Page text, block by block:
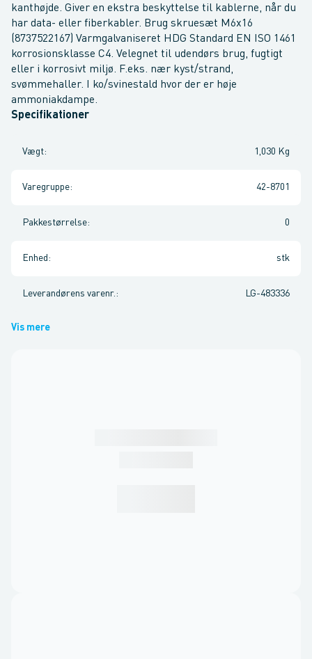
kanthøjde. Giver en ekstra beskyttelse til kablerne, når du
har data- eller fiberkabler. Brug skruesæt M6x16
(8737522167) Varmgalvaniseret HDG Standard EN ISO 1461
korrosionsklasse C4. Velegnet til udendørs brug, fugtigt
eller i korrosivt miljø. F.eks. nær kyst/strand,
svømmehaller. I ko/svinestald hvor der er høje
ammoniakdampe.
Specifikationer
Vægt: 1,030 Kg
Varegruppe: 42-8701
Pakkestørrelse: 0
Enhed : stk
Leverandørens varenr. : LG-483336
Vis mere